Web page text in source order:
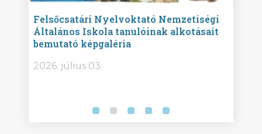
Felsőcsatári Nyelvoktató Nemzetiségi
Általános Iskola tanulóinak alkotásait
bemutató képgaléria
2026. július 03.